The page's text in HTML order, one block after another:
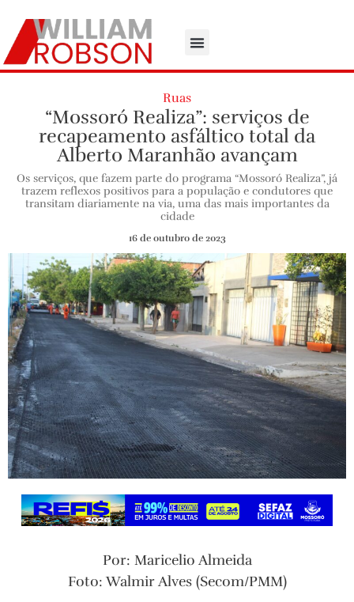
Ruas
“Mossoró Realiza”: serviços de
recapeamento asfáltico total da
Alberto Maranhão avançam
Os serviços, que fazem parte do programa “Mossoró Realiza”, já
trazem reflexos positivos para a população e condutores que
transitam diariamente na via, uma das mais importantes da
cidade
16 de outubro de 2023
Por: Maricelio Almeida
Foto: Walmir Alves (Secom/PMM)